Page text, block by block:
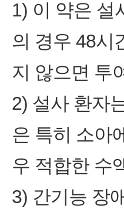
1) 이 약은 설
의 경우 48시
지 않으면 투
2) 설사 환자
은 특히 소아
우 적합한 수
3) 간기능 장